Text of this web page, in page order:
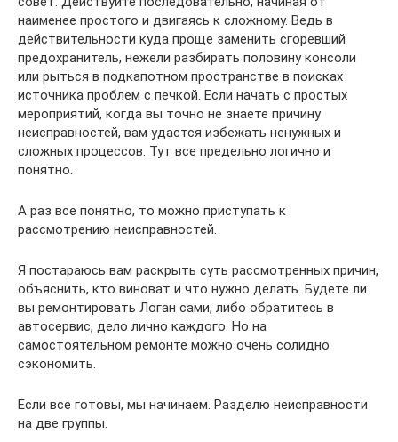
наименее простого и двигаясь к сложному. Ведь в
действительности куда проще заменить сгоревший
предохранитель, нежели разбирать половину консоли
или рыться в подкапотном пространстве в поисках
источника проблем с печкой. Если начать с простых
мероприятий, когда вы точно не знаете причину
неисправностей, вам удастся избежать ненужных и
сложных процессов. Тут все предельно логично и
понятно.
А раз все понятно, то можно приступать к
рассмотрению неисправностей.
Я постараюсь вам раскрыть суть рассмотренных причин,
объяснить, кто виноват и что нужно делать. Будете ли
вы ремонтировать Логан сами, либо обратитесь в
автосервис, дело лично каждого. Но на
самостоятельном ремонте можно очень солидно
сэкономить.
Если все готовы, мы начинаем. Разделю неисправности
на две группы.